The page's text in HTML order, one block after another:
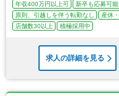
年収400万円以上可 新卒も応募可能
原則、引越しを伴う転勤なし
産休
店舗数30以上
積極採用中
求人の詳細を見る